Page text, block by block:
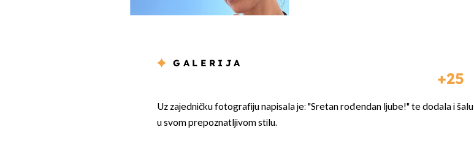
GALERIJA
25
Uz zajedničku fotografiju napisala je: "Sretan rođendan ljube!" te dodala i šalu
u svom prepoznatljivom stilu.